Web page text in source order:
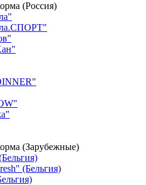
(Россия)
(Зарубежные)
(Бельгия)